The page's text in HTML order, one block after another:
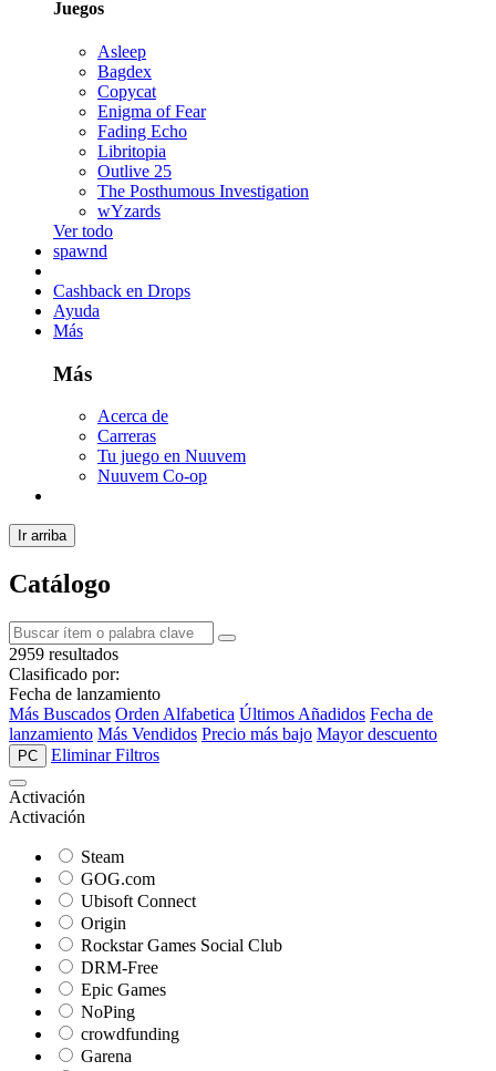
Juegos
Asleep
Bagdex
Copycat
Enigma of Fear
Fading Echo
Libritopia
Outlive 25
The Posthumous Investigation
wYzards
Ver todo
spawnd
Cashback en Drops
Ayuda
Más
Más
Acerca de
Carreras
Tu juego en Nuuvem
Nuuvem Co-op
Ir arriba
Catálogo
2959 resultados
Clasificado por:
Fecha de lanzamiento
Más Buscados Orden Alfabetica Últimos Añadidos Fecha de
lanzamiento Más Vendidos Precio más bajo Mayor descuento
PC Eliminar Filtros
Activación
Activación
Steam
GOG.com
Ubisoft Connect
Origin
Rockstar Games Social Club
DRM-Free
Epic Games
NoPing
crowdfunding
Garena